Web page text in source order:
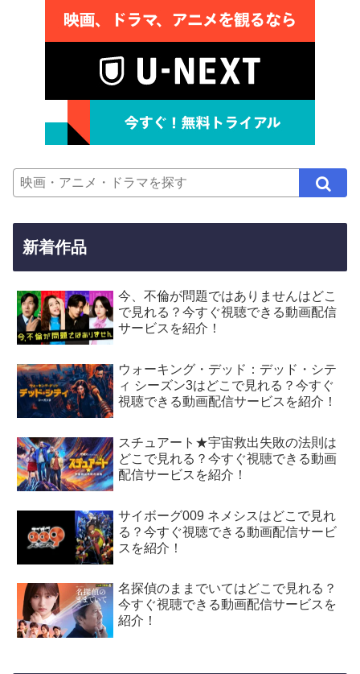
新着作品
今、不倫が問題ではありませんはどこ
で見れる？今すぐ視聴できる動画配信
サービスを紹介！
ウォーキング・デッド：デッド・シテ
ィ シーズン3はどこで見れる？今すぐ
視聴できる動画配信サービスを紹介！
スチュアート★宇宙救出失敗の法則は
どこで見れる？今すぐ視聴できる動画
配信サービスを紹介！
サイボーグ009 ネメシスはどこで見れ
る？今すぐ視聴できる動画配信サービ
スを紹介！
名探偵のままでいてはどこで見れる？
今すぐ視聴できる動画配信サービスを
紹介！